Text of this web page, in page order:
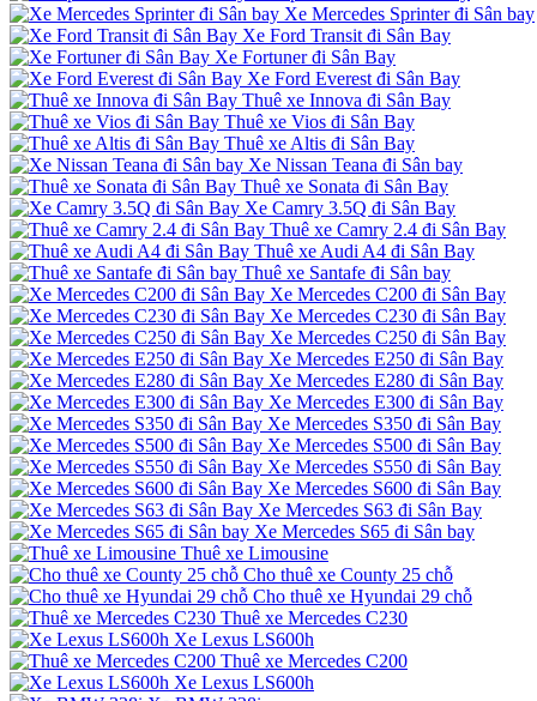
Xe Mercedes Sprinter đi Sân bay
Xe Ford Transit đi Sân Bay
Xe Fortuner đi Sân Bay
Xe Ford Everest đi Sân Bay
Thuê xe Innova đi Sân Bay
Thuê xe Vios đi Sân Bay
Thuê xe Altis đi Sân Bay
Xe Nissan Teana đi Sân bay
Thuê xe Sonata đi Sân Bay
Xe Camry 3.5Q đi Sân Bay
Thuê xe Camry 2.4 đi Sân Bay
Thuê xe Audi A4 đi Sân Bay
Thuê xe Santafe đi Sân bay
Xe Mercedes C200 đi Sân Bay
Xe Mercedes C230 đi Sân Bay
Xe Mercedes C250 đi Sân Bay
Xe Mercedes E250 đi Sân Bay
Xe Mercedes E280 đi Sân Bay
Xe Mercedes E300 đi Sân Bay
Xe Mercedes S350 đi Sân Bay
Xe Mercedes S500 đi Sân Bay
Xe Mercedes S550 đi Sân Bay
Xe Mercedes S600 đi Sân Bay
Xe Mercedes S63 đi Sân Bay
Xe Mercedes S65 đi Sân bay
Thuê xe Limousine
Cho thuê xe County 25 chỗ
Cho thuê xe Hyundai 29 chỗ
Thuê xe Mercedes C230
Xe Lexus LS600h
Thuê xe Mercedes C200
Xe Lexus LS600h